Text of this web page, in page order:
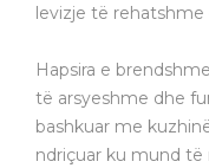
levizje të rehatshme
Hapsira e
të arsyeshme dhe
bashkuar me
ndriçuar ku mund të